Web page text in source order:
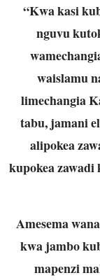
“Kwa kasi
nguvu
waislamu
limechangia
tabu, jamani
alipokea
kupokea zawadi
Amesema
kwa jambo
mapenzi